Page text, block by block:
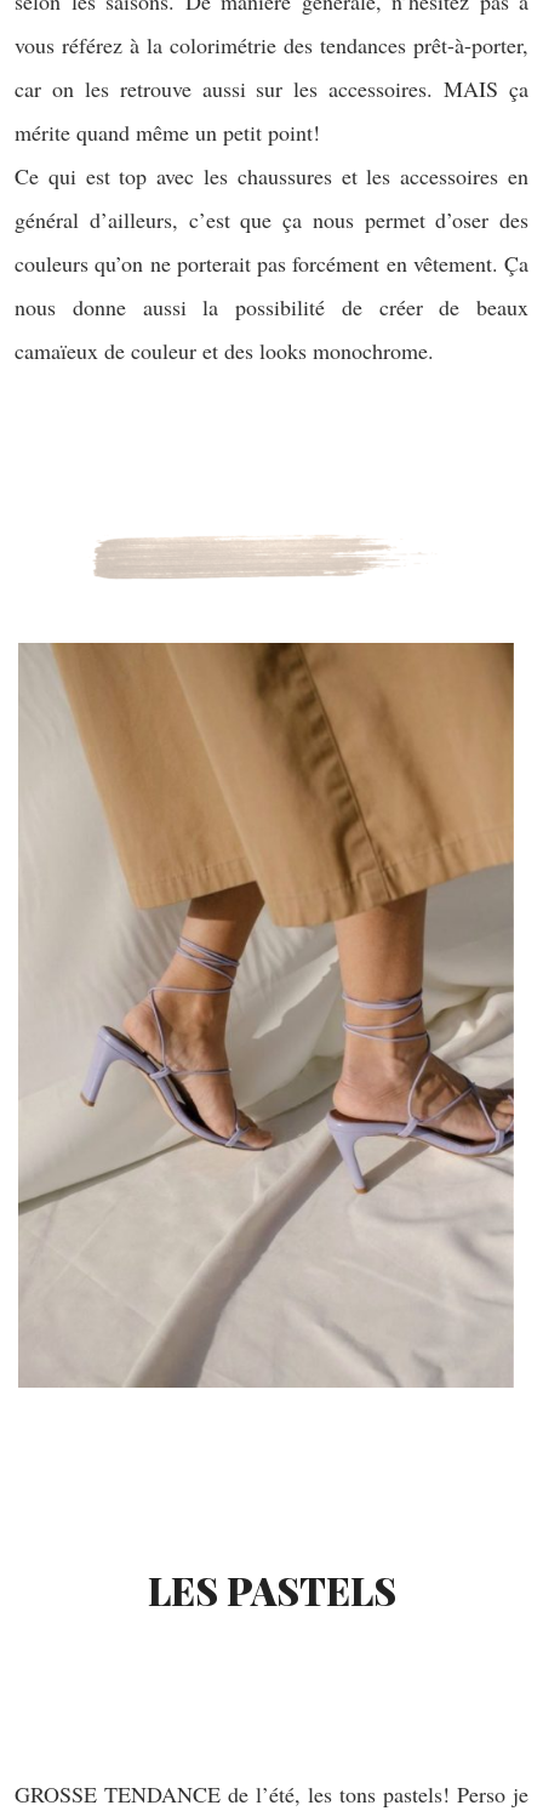
vous référez à la colorimétrie des tendances prêt-à-porter,
car on les retrouve aussi sur les accessoires. MAIS ça
mérite quand même un petit point!
Ce qui est top avec les chaussures et les accessoires en
général d’ailleurs, c’est que ça nous permet d’oser des
couleurs qu’on ne porterait pas forcément en vêtement. Ça
nous donne aussi la possibilité de créer de beaux
camaïeux de couleur et des looks monochrome.
LES PASTELS
GROSSE TENDANCE de l’été, les tons pastels! Perso je